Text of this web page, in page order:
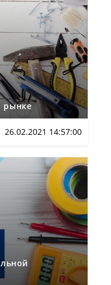
рынке
26.02.2021 14:57:00